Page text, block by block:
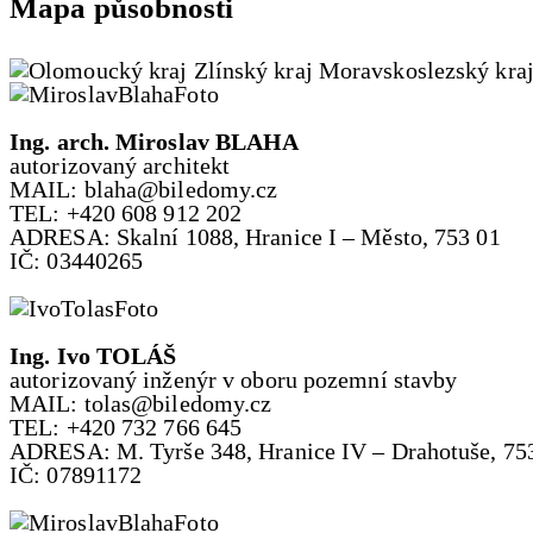
Mapa působnosti
Ing. arch. Miroslav BLAHA
autorizovaný architekt
MAIL: blaha@biledomy.cz
TEL: +420 608 912 202
ADRESA: Skalní 1088, Hranice I – Město, 753 01
IČ: 03440265
Ing. Ivo TOLÁŠ
autorizovaný inženýr v oboru pozemní stavby
MAIL: tolas@biledomy.cz
TEL: +420 732 766 645
ADRESA: M. Tyrše 348, Hranice IV – Drahotuše,
IČ: 07891172